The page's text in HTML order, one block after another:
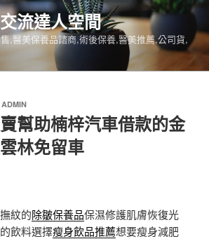
流達人空間
,醫美保養品諮商,術後保養,醫美推薦,公司貨,
ADMIN
幫助楠梓汽車借款的金
林免留車
紋的除皺保養品保濕修護肌膚恢復光
飲料選擇瘦身飲品推薦想要瘦身減肥